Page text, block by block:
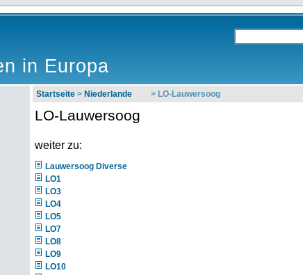
in Europa
Startseite > Niederlande > LO-Lauwersoog
LO-Lauwersoog
weiter zu:
Lauwersoog Diverse
LO1
LO3
LO4
LO5
LO7
LO8
LO9
LO10